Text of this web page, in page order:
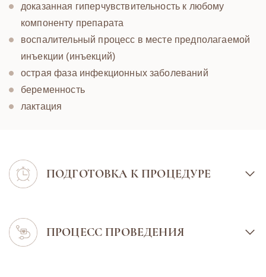
доказанная гиперчувствительность к любому
компоненту препарата
воспалительный процесс в месте предполагаемой
инъекции (инъекций)
острая фаза инфекционных заболеваний
беременность
лактация
ПОДГОТОВКА К ПРОЦЕДУРЕ
ПРОЦЕСС ПРОВЕДЕНИЯ